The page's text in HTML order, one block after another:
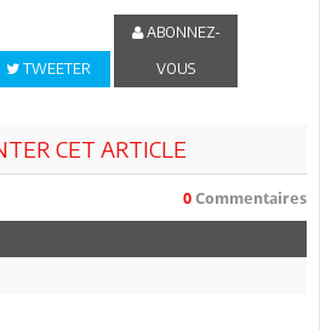
TWEETER
ABONNEZ-
VOUS
CET ARTICLE
0 Commentaires